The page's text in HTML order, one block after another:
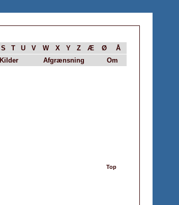
S T U V W X Y Z Æ Ø
Å
Kilder Afgrænsning Om
Top